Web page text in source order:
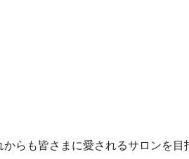
らも皆さまに愛されるサロンを